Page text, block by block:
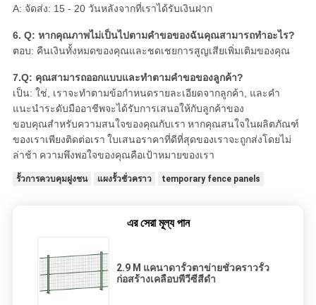
A: จัดส่ง: 15 - 20 วันหลังจากที่เราได้รับเงินฝาก
6. Q: หากคุณภาพไม่เป็นไปตามคำขอของฉันคุณสามารถทำอะไร?
ตอบ: คืนเงินทั้งหมดของคุณและชดเชยการสูญเสียเพิ่มเติมของคุณ
7.Q: คุณสามารถออกแบบและทำตามคำขอของลูกค้า?
เป็น: ใช่, เราจะทำตามข้อกำหนดรายละเอียดจากลูกค้า, และคำ
แนะนำระดับมืออาชีพจะได้รับการเสนอให้กับลูกค้าของ
ขอบคุณสำหรับความสนใจของคุณกับเรา หากคุณสนใจในผลิตภัณฑ์
ของเราเพียงติดต่อเรา ใบเสนอราคาที่ดีที่สุดของเราจะถูกส่งโดยไม่
ล่าช้า ความพึงพอใจของคุณคือเป้าหมายของเรา
รั้วการควบคุมฝูงชน แผงรั้วชั่วคราว temporary fence panels
এর সেরা মূল্য পান
2.9 M แคนาดารั้วตาข่ายชั่วคราวรั้ว
ก่อสร้างเคลือบพีวีซีสีดำ